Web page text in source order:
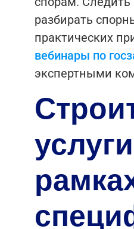
разбирать
практических
вебинары по
экспертными